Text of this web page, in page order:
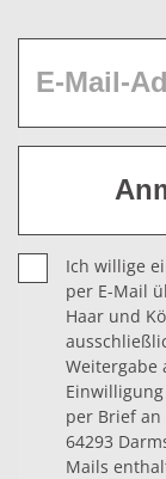
Saccharose
SUCROSE
Ich willige
per E-Mail
Haar und
Weitergabe
per Brief an
64293
Mails